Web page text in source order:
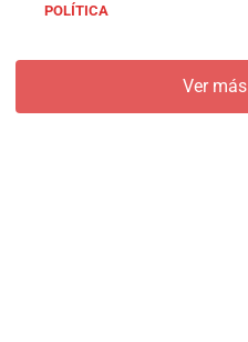
POLÍTICA
Ver